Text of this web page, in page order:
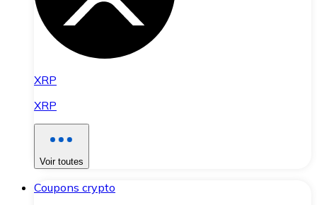
XRP
XRP
Voir toutes
Coupons crypto